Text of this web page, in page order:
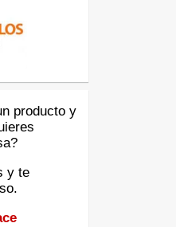
producto y
y te